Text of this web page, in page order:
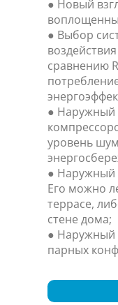
● Новый
● Выбор
сравнению
● Наружный
уровень
● Наружный
Его можно
террасе,
стене дома;
● Наружный
парных